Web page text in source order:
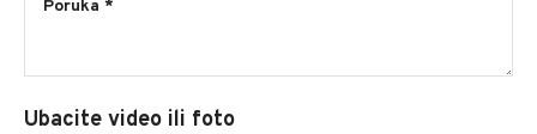
Ubacite video ili foto